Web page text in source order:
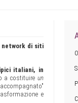
network di siti
italiani, in
a costituire un
e